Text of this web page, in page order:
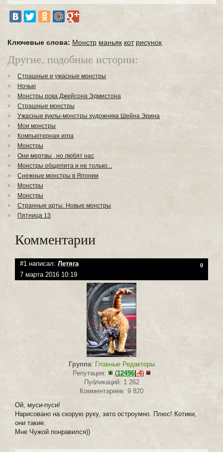
Ключевые слова: Монстр маньяк кот рисунок
Другие, подобные истории:
Страшные и ужасные монстры
Ночью
Монстры рока Джейсона Эдмистона
Страшные монстры
Ужасные куклы-монстры художника Шейна Эрина
Мои монстры
Компьютерная игра
Монстры
Они мертвы , но любят нас
Монстры общепита и не только...
Снежные монстры в Японии
Монстры
Монстры
Странные арты. Новые монстры
Пятница 13
Комментарии
#1 написал: Летяга 0
7 марта 2016 10:19
Группа: Главные Редакторы
Репутация:
(12496|-4)
Публикаций: 1 262
Комментариев: 9 820
Ой, муси-пуси!
Нарисовано на скорую руку, зато остроумно. Плюс! Котики,
они такие.
Мне Чужой понравился))